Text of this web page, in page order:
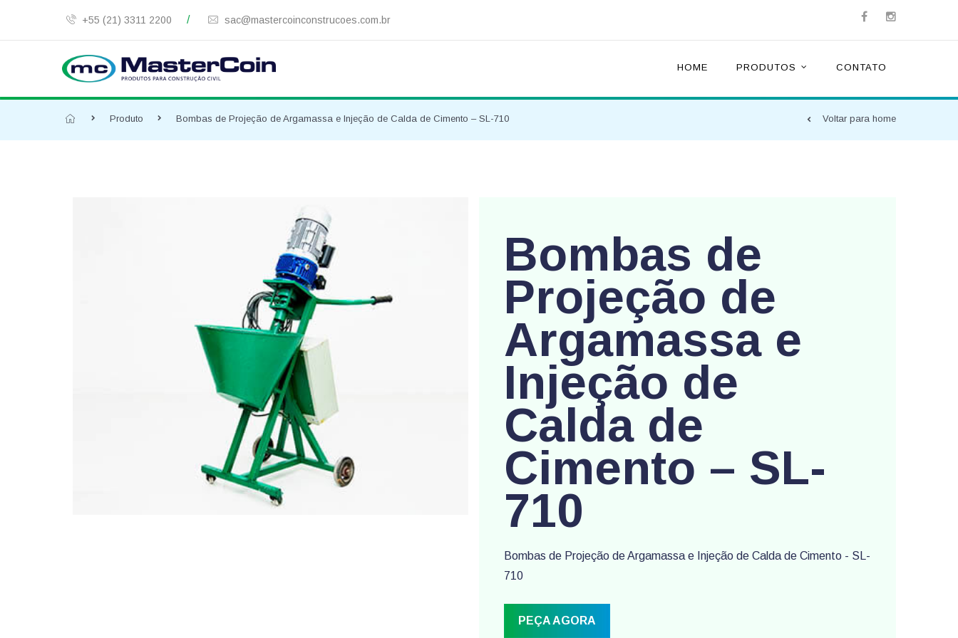
+55 (21) 3311 2200 / sac@mastercoinconstrucoes.com.br
HOME PRODUTOS CONTATO
Produto Bombas de Projeção de Argamassa e Injeção de Calda de Cimento – SL-710 Voltar para home
Bombas de
Projeção de
Argamassa e
Injeção de
Calda de
Cimento – SL-
710
Bombas de Projeção de Argamassa e Injeção de Calda de Cimento - SL-
710
PEÇA AGORA